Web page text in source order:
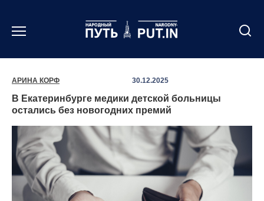
содержанию
АРИНА КОРФ 30.12.2025
В Екатеринбурге медики детской больницы
остались без новогодних премий